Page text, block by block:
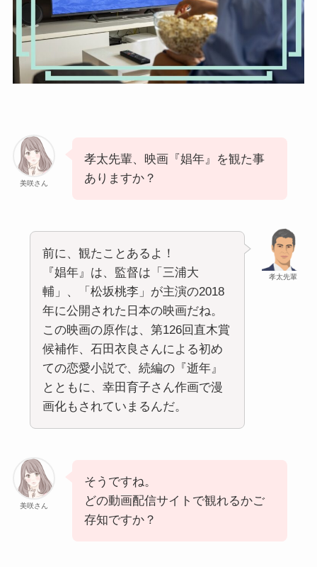
美咲さん
孝太先輩、映画『娼年』を観た事
ありますか？
孝太先輩
前に、観たことあるよ！
『娼年』は、監督は「三浦大
輔」、「松坂桃李」が主演の2018
年に公開された日本の映画だね。
この映画の原作は、第126回直木賞
候補作、石田衣良さんによる初め
ての恋愛小説で、続編の『逝年』
とともに、幸田育子さん作画で漫
画化もされていまるんだ。
美咲さん
そうですね。
どの動画配信サイトで観れるかご
存知ですか？